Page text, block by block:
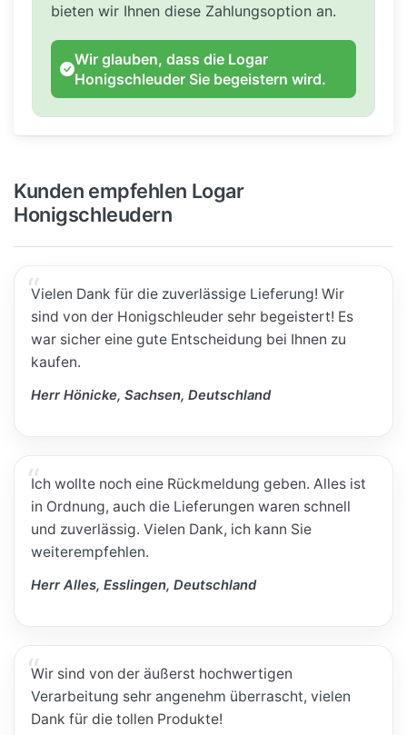
bieten wir Ihnen diese Zahlungsoption an.
Wir glauben, dass die Logar
Honigschleuder Sie begeistern wird.
Kunden empfehlen Logar
Honigschleudern
Vielen Dank für die zuverlässige Lieferung! Wir
sind von der Honigschleuder sehr begeistert! Es
war sicher eine gute Entscheidung bei Ihnen zu
kaufen.
Herr Hönicke, Sachsen, Deutschland
Ich wollte noch eine Rückmeldung geben. Alles ist
in Ordnung, auch die Lieferungen waren schnell
und zuverlässig. Vielen Dank, ich kann Sie
weiterempfehlen.
Herr Alles, Esslingen, Deutschland
Wir sind von der äußerst hochwertigen
Verarbeitung sehr angenehm überrascht, vielen
Dank für die tollen Produkte!